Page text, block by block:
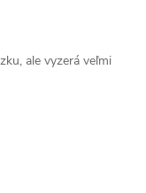
ale vyzerá veľmi